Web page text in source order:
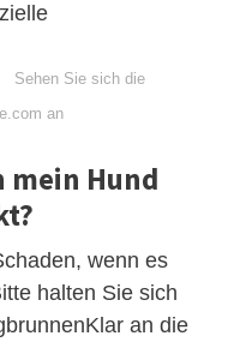
Sehen Sie sich die
an
mein Hund
wenn es
halten Sie sich
an die